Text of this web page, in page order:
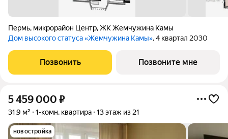
Пермь, микрорайон Центр,ЖК Жемчужина Камы
Дом высокого статуса «Жемчужина Камы», 4 квартал 2030
Позвонить Позвоните мне
5 459 000 ₽
31,9 м² 1-комн. квартира 13 этаж из 21
новостройка